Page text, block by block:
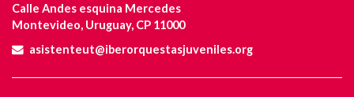
Calle Andes esquina Mercedes
Montevideo, Uruguay, CP 11000
asistenteut@iberorquestasjuveniles.org